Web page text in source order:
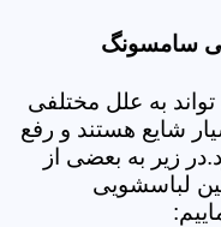
سامسونگ
به علل مختلفی
شایع هستند و رفع
زیر به بعضی از
لباسشویی